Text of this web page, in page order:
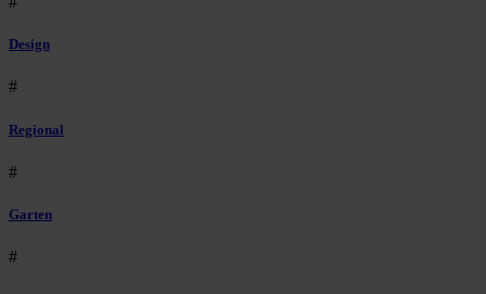
Design
#
Regional
#
Garten
#